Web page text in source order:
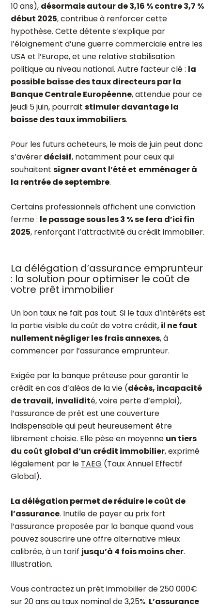
10 ans), désormais autour de 3,16 % contre 3,7 %
début 2025, contribue à renforcer cette
hypothèse. Cette détente s’explique par
l’éloignement d’une guerre commerciale entre les
USA et l’Europe, et une relative stabilisation
politique au niveau national. Autre facteur clé : la
possible baisse des taux directeurs par la
Banque Centrale Européenne, attendue pour ce
jeudi 5 juin, pourrait stimuler davantage la
baisse des taux immobiliers.
Pour les futurs acheteurs, le mois de juin peut donc
s’avérerdécisif, notamment pour ceux qui
souhaitent signer avant l’été et emménager à
la rentrée de septembre.
Certains professionnels affichent une conviction
ferme : le passage sous les 3 % se fera d’ici fin
2025, renforçant l’attractivité du crédit immobilier.
La délégation d’assurance emprunteur
: la solution pour optimiser le coût de
votre prêt immobilier
Un bon taux ne fait pas tout. Si le taux d’intérêts est
la partie visible du coût de votre crédit, il ne faut
nullement négliger les frais annexes, à
commencer par l’assurance emprunteur.
Exigée par la banque prêteuse pour garantir le
crédit en cas d’aléas de la vie (décès, incapacité
de travail, invalidité, voire perte d’emploi),
l’assurance de prêt est une couverture
indispensable qui peut heureusement être
librement choisie. Elle pèse en moyenne un tiers
du coût global d’un crédit immobilier, exprimé
légalement par le TAEG (Taux Annuel Effectif
Global).
La délégation permet de réduire le coût de
l’assurance. Inutile de payer au prix fort
l’assurance proposée par la banque quand vous
pouvez souscrire une offre alternative mieux
calibrée, à un tarif jusqu’à 4 fois moins cher.
Illustration.
Vous contractez un prêt immobilier de 250 000€
sur 20 ans au taux nominal de 3,25%. L’assurance